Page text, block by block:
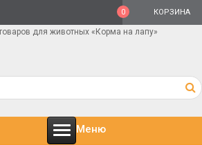
КОРЗИНА
0
Меню